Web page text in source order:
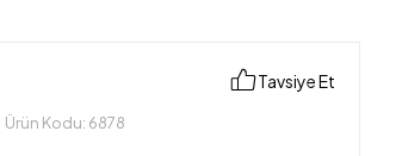
Ürün Kodu: 6878
Tavsiye Et